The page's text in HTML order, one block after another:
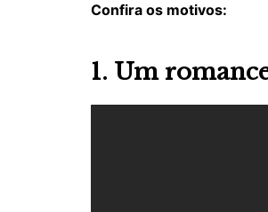
Confira os motivos:
1. Um